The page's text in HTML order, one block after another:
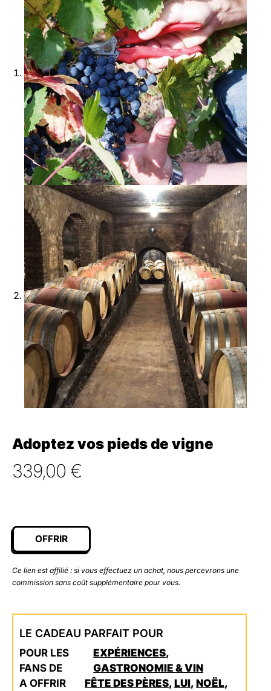
Adoptez vos pieds de vigne
339,00 €
OFFRIR
Ce lien est affilié : si vous effectuez un achat, nous percevrons une
commission sans coût supplémentaire pour vous.
LE CADEAU PARFAIT POUR
POUR LES
FANS DE
EXPÉRIENCES,
GASTRONOMIE & VIN
A OFFRIR
FÊTE DES PÈRES, LUI, NOËL,